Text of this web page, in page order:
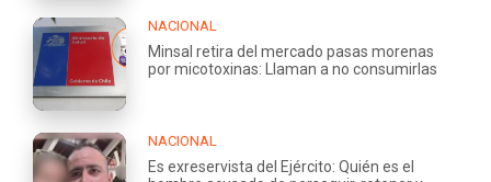
NACIONAL
Minsal retira del mercado pasas morenas
por micotoxinas: Llaman a no consumirlas
NACIONAL
Es exreservista del Ejército: Quién es el